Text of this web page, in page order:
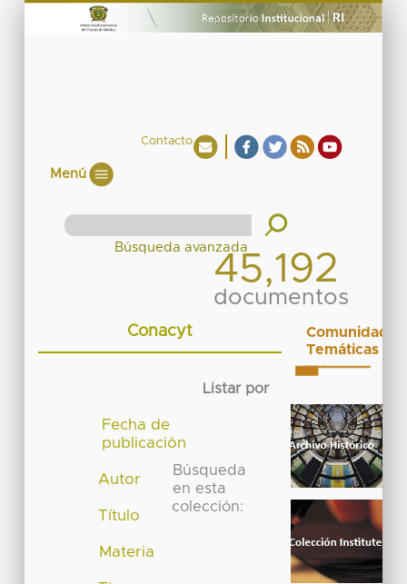
Contacto
Menú
45,192
documentos
Conacyt
Listar por
Fecha de
publicación
Autor
Título
Materia
Búsqueda
en esta
colección:
Comunidades
Temáticas